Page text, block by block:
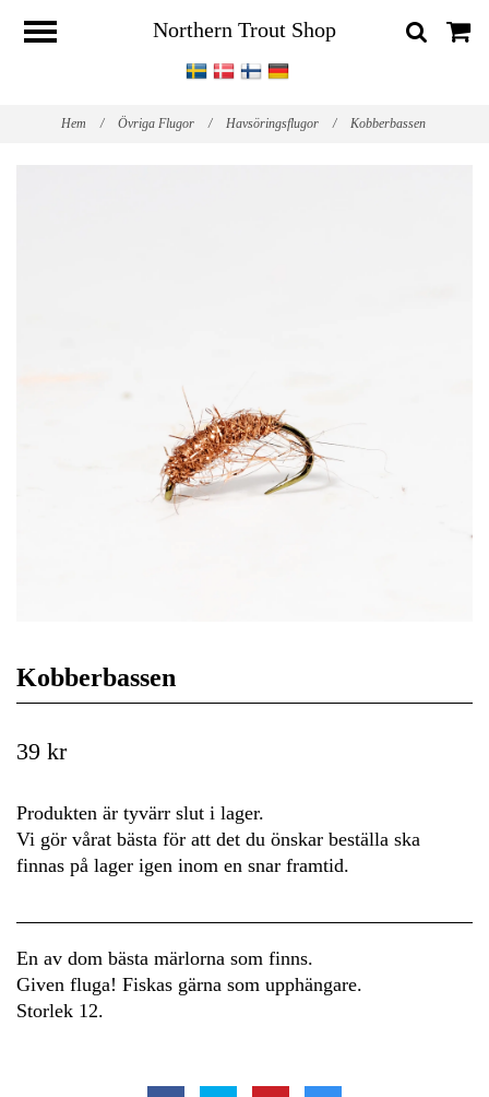
Northern Trout Shop
Hem / Övriga Flugor / Havsöringsflugor / Kobberbassen
Kobberbassen
39 kr
Produkten är tyvärr slut i lager.
Vi gör vårat bästa för att det du önskar beställa ska
finnas på lager igen inom en snar framtid.
En av dom bästa märlorna som finns.
Given fluga! Fiskas gärna som upphängare.
Storlek 12.